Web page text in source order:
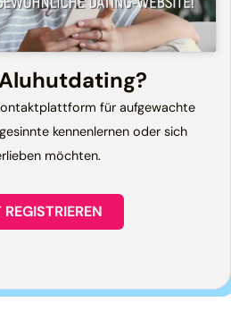
für aufgewachte
kennenlernen oder sich
möchten.